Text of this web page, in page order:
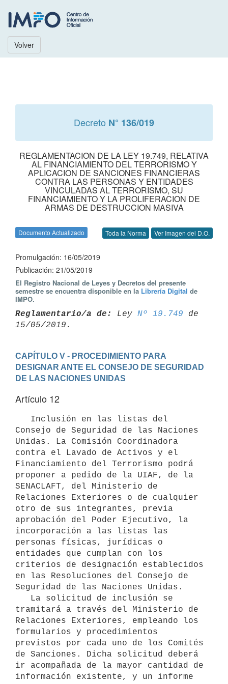
Volver
Decreto N° 136/019
REGLAMENTACION DE LA LEY 19.749, RELATIVA
AL FINANCIAMIENTO DEL TERRORISMO Y
APLICACION DE SANCIONES FINANCIERAS
CONTRA LAS PERSONAS Y ENTIDADES
VINCULADAS AL TERRORISMO, SU
FINANCIAMIENTO Y LA PROLIFERACION DE
ARMAS DE DESTRUCCION MASIVA
Documento Actualizado Toda la Norma Ver Imagen del D.O.
Promulgación: 16/05/2019
Publicación: 21/05/2019
El Registro Nacional de Leyes y Decretos del presente
semestre se encuentra disponible en la Librería Digital de
IMPO.
Reglamentario/a de: Ley Nº 19.749 de
CAPÍTULO V - PROCEDIMIENTO PARA
DESIGNAR ANTE EL CONSEJO DE SEGURIDAD
DE LAS NACIONES UNIDAS
Artículo 12
Consejo de Seguridad de las Naciones
Unidas. La Comisión Coordinadora
contra el Lavado de Activos y el
Financiamiento del Terrorismo podrá
proponer a pedido de la UIAF, de la
SENACLAFT, del Ministerio de
Relaciones Exteriores o de cualquier
otro de sus integrantes, previa
aprobación del Poder Ejecutivo, la
incorporación a las listas las
personas físicas, jurídicas o
entidades que cumplan con los
criterios de designación establecidos
en las Resoluciones del Consejo de
Seguridad de las Naciones Unidas.
tramitará a través del Ministerio de
Relaciones Exteriores, empleando los
formularios y procedimientos
previstos por cada uno de los Comités
de Sanciones. Dicha solicitud deberá
ir acompañada de la mayor cantidad de
información existente, y un informe